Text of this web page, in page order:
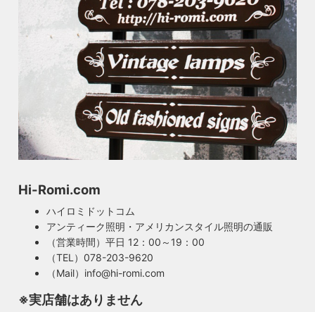
Hi-Romi.com
ハイロミドットコム
アンティーク照明・アメリカンスタイル照明の通販
（営業時間）平日 12：00～19：00
（TEL）078-203-9620
（Mail）info@hi-romi.com
※実店舗はありません